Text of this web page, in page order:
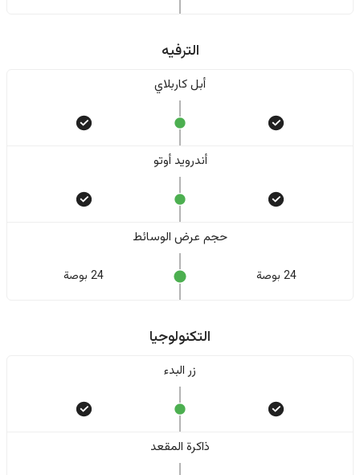
الترفيه
أبل كاربلاي
أندرويد أوتو
حجم عرض الوسائط
24 بوصة 24 بوصة
التكنولوجيا
زر البدء
ذاكرة المقعد